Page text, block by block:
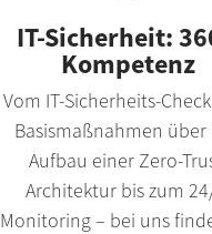
IT-Sicherheit:
Kompetenz
Vom IT-Sicherheits-
Basismaßnahmen über
Aufbau einer Zero-
Architektur bis zum
Monitoring – bei uns